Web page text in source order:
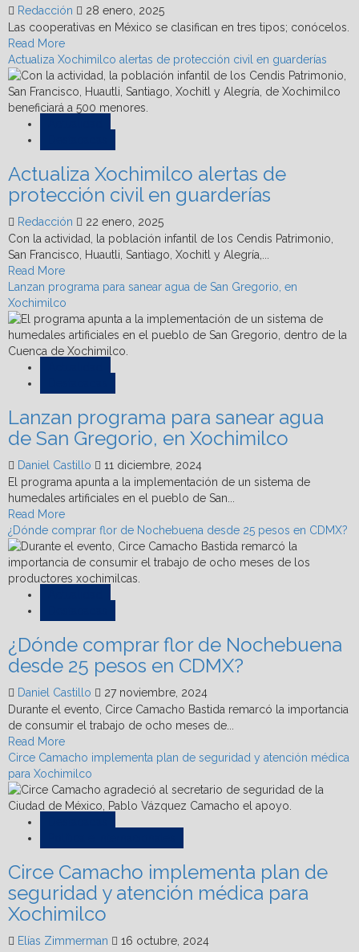
Bella
2025
Redacción
28 enero, 2025
Las cooperativas en México se clasifican en tres tipos; conócelos.
Read MoreRead
more
about
Xochimilco
impulsará
México
hay
18,000
Actualiza Xochimilco alertas de protección civil en guarderías
Actualiza Xochimilco alertas de
protección civil en guarderías
Redacción
22 enero, 2025
Con la actividad, la población infantil de los Cendis Patrimonio,
San Francisco, Huautli, Santiago, Xochitl y Alegría,...
Read MoreRead
more
about
Actualiza
Xochimilco
alertas
en
guarderías
Lanzan programa para sanear agua de San Gregorio, en
Xochimilco
Lanzan programa para sanear agua
de San Gregorio, en Xochimilco
Daniel Castillo
11 diciembre, 2024
El programa apunta a la implementación de un sistema de
humedales artificiales en el pueblo de San...
Read MoreRead
more
about
Lanzan
programa
de
San
Gregorio,
en
Xochimilco
¿Dónde comprar flor de Nochebuena desde 25 pesos en CDMX?
¿Dónde comprar flor de Nochebuena
desde 25 pesos en CDMX?
Daniel Castillo
27 noviembre, 2024
Durante el evento, Circe Camacho Bastida remarcó la importancia
de consumir el trabajo de ocho meses de...
Read MoreRead
more
about
¿Dónde
comprar
desde
25
pesos
en
Circe Camacho implementa plan de seguridad y atención médica
para Xochimilco
Circe Camacho implementa plan de
seguridad y atención médica para
Xochimilco
Elías Zimmerman
16 octubre, 2024